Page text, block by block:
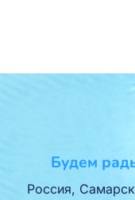
Будем
Россия,